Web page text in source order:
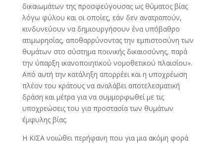
δικαιωμάτων της προσφεύγουσας ως θύματος βίας
λόγω φύλου και οι οποίες, εάν δεν ανατραπούν,
κινδυνεύουν να δημιουργήσουν ένα υπόβαθρο
ατιμωρησίας, αποθαρρύνοντας την εμπιστοσύνη των
θυμάτων στο σύστημα ποινικής δικαιοσύνης, παρά
την ύπαρξη ικανοποιητικού νομοθετικού πλαισίου».
Από αυτή την κατάληξη απορρέει και η υποχρέωση
πλέον του κράτους να αναλάβει αποτελεσματική
δράση και μέτρα για να συμμορφωθεί με τις
υποχρεώσεις του για προστασία των θυμάτων
έμφυλης βίας.
Η ΚΙΣΑ νοιώθει περήφανη που για μια ακόμη φορά